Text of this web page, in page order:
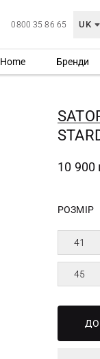
0800 35 86 65 UK
Home Бренди
10 900
РОЗМІР
41
45